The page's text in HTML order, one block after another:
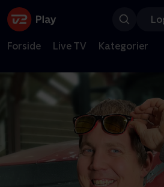
Forside Live TV Kategorier